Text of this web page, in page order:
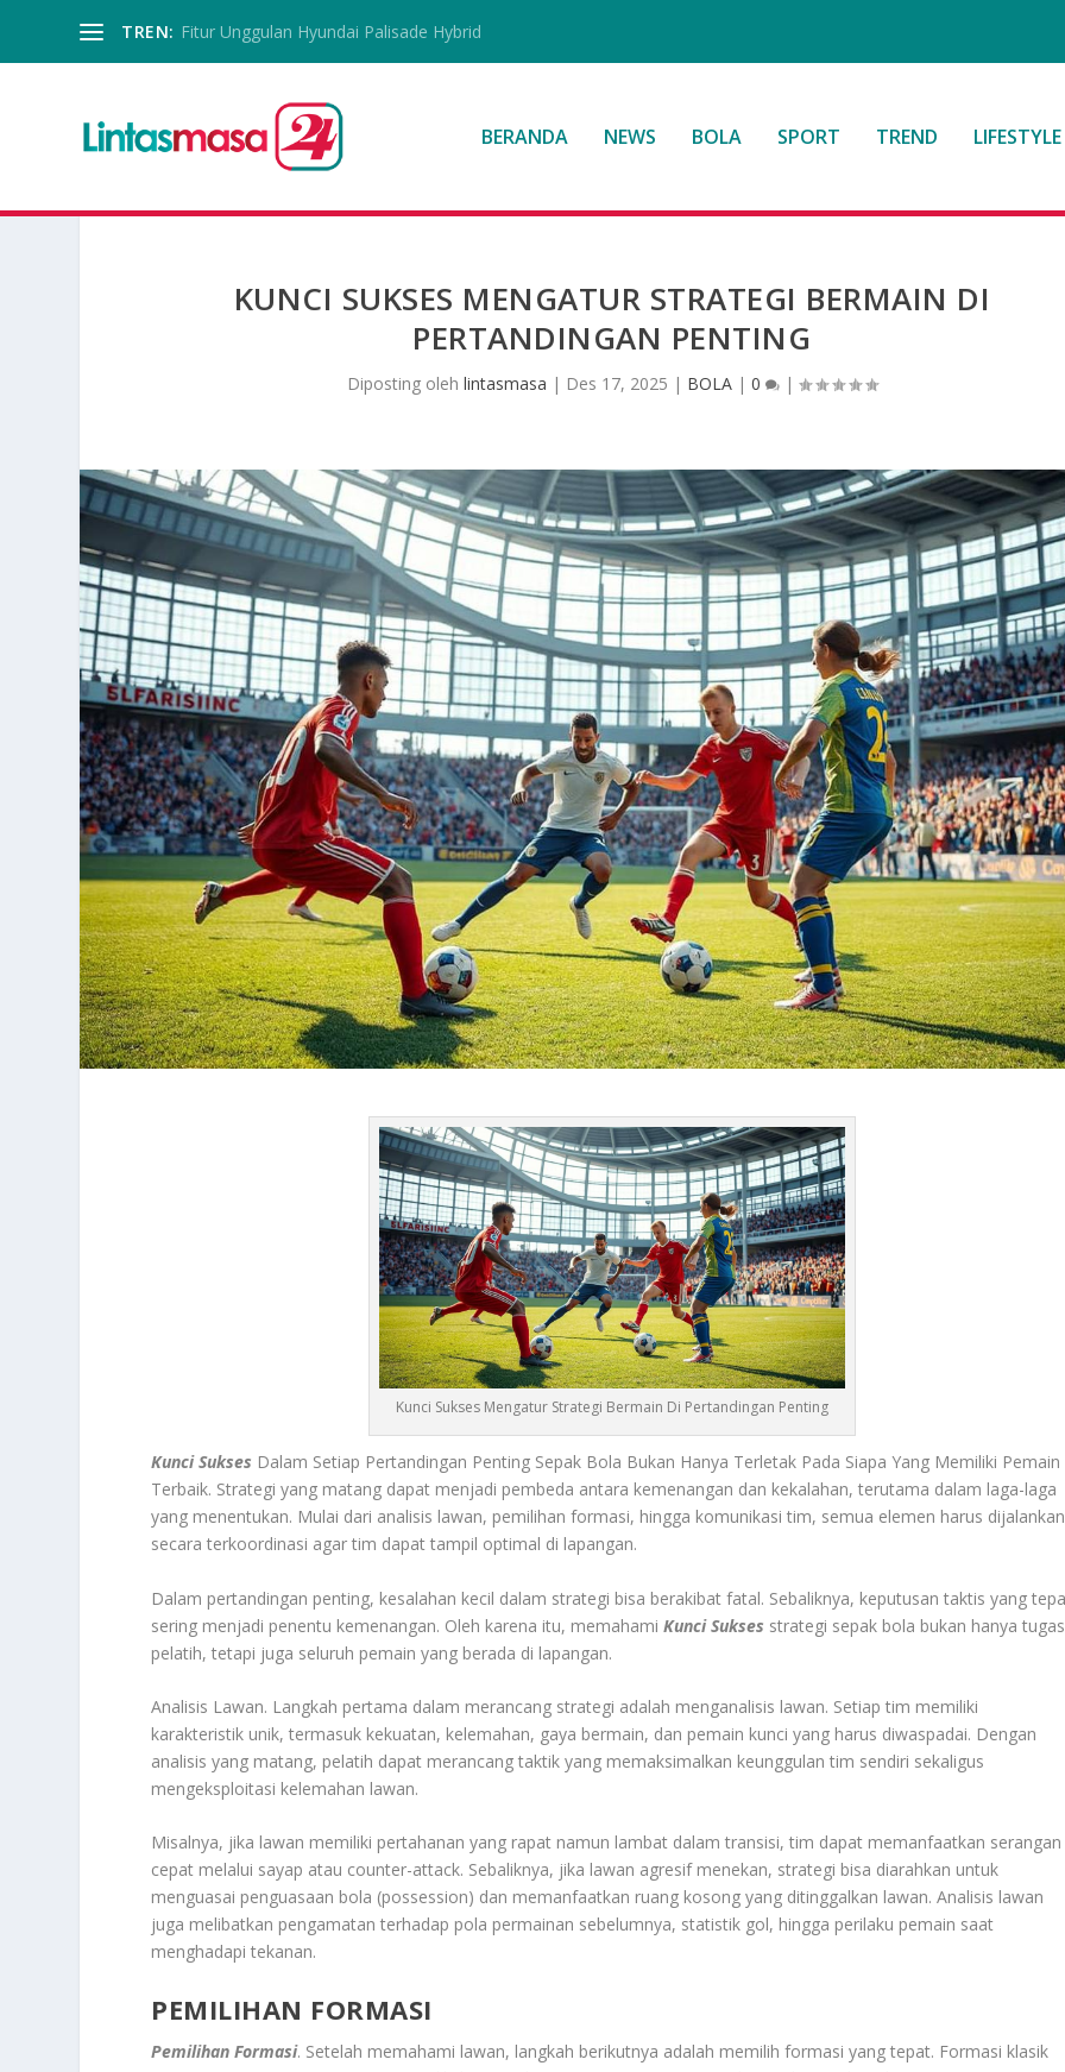
TREN: Fitur Unggulan Hyundai Palisade Hybrid
BERANDA NEWS BOLA SPORT TREND LIFESTYLE
KUNCI SUKSES MENGATUR STRATEGI BERMAIN DI
PERTANDINGAN PENTING
Diposting oleh lintasmasa | Des 17, 2025 | BOLA| 0 |
Kunci Sukses Mengatur Strategi Bermain Di Pertandingan Penting
Kunci Sukses Dalam Setiap Pertandingan Penting Sepak Bola Bukan Hanya Terletak Pada Siapa Yang Memiliki Pemain
Terbaik. Strategi yang matang dapat menjadi pembeda antara kemenangan dan kekalahan, terutama dalam laga-laga
yang menentukan. Mulai dari analisis lawan, pemilihan formasi, hingga komunikasi tim, semua elemen harus dijalankan
secara terkoordinasi agar tim dapat tampil optimal di lapangan.
Dalam pertandingan penting, kesalahan kecil dalam strategi bisa berakibat fatal. Sebaliknya, keputusan taktis yang
sering menjadi penentu kemenangan. Oleh karena itu, memahamiKunci Sukses strategi sepak bola bukan hanya tugas
pelatih, tetapi juga seluruh pemain yang berada di lapangan.
Analisis Lawan. Langkah pertama dalam merancang strategi adalah menganalisis lawan. Setiap tim memiliki
karakteristik unik, termasuk kekuatan, kelemahan, gaya bermain, dan pemain kunci yang harus diwaspadai. Dengan
analisis yang matang, pelatih dapat merancang taktik yang memaksimalkan keunggulan tim sendiri sekaligus
mengeksploitasi kelemahan lawan.
Misalnya, jika lawan memiliki pertahanan yang rapat namun lambat dalam transisi, tim dapat memanfaatkan serangan
cepat melalui sayap atau counter-attack. Sebaliknya, jika lawan agresif menekan, strategi bisa diarahkan untuk
menguasai penguasaan bola (possession) dan memanfaatkan ruang kosong yang ditinggalkan lawan. Analisis lawan
juga melibatkan pengamatan terhadap pola permainan sebelumnya, statistik gol, hingga perilaku pemain saat
menghadapi tekanan.
PEMILIHAN FORMASI
Pemilihan Formasi. Setelah memahami lawan, langkah berikutnya adalah memilih formasi yang tepat. Formasi klasik